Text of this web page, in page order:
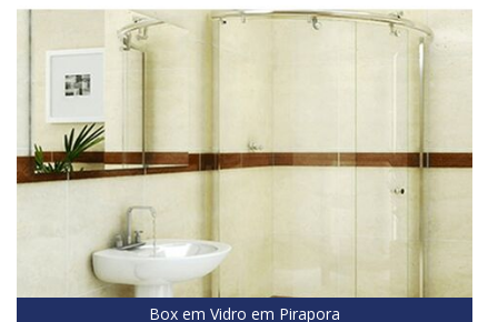
Box em Vidro em Pirapora